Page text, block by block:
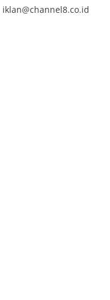
iklan@channel8.co.id